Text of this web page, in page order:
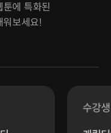
에 특화된
워보세요!